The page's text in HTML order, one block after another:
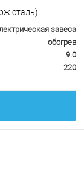
завеса
обогрев
9.0
220